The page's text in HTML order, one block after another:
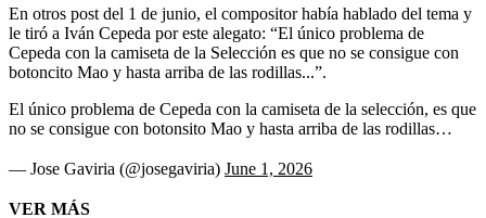
En otros post del 1 de junio, el compositor había hablado del tema y
le tiró a Iván Cepeda por este alegato: “El único problema de
Cepeda con la camiseta de la Selección es que no se consigue con
botoncito Mao y hasta arriba de las rodillas...”.
El único problema de Cepeda con la camiseta de la selección, es que
no se consigue con botonsito Mao y hasta arriba de las rodillas…
— Jose Gaviria (@josegaviria) June 1, 2026
VER MÁS